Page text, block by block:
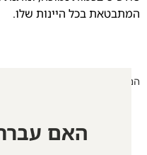
המתבטאת בכל היינות שלו.
המלאי אזל
האם עברת